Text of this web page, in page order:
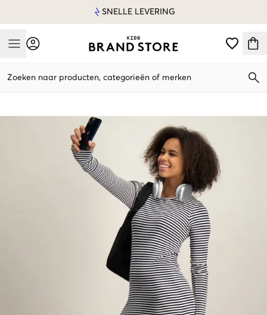
SNELLE LEVERING
Mobile Menu
Zoeken naar producten, categorieën of merken